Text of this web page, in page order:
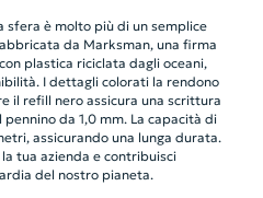
sfera è molto più di un semplice
da Marksman, una firma
plastica riciclata dagli oceani,
I dettagli colorati la rendono
il refill nero assicura una scrittura
da 1,0 mm. La capacità di
assicurando una lunga durata.
tua azienda e contribuisci
del nostro pianeta.